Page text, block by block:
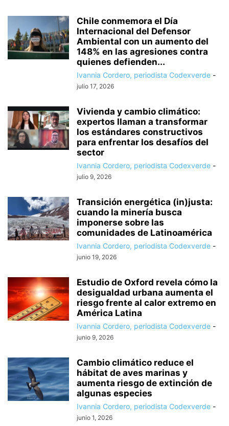
Chile conmemora el Día
Internacional del Defensor
Ambiental con un aumento del
148% en las agresiones contra
quienes defienden...
Ivannia Cordero, periodista Codexverde -
julio 17, 2026
Vivienda y cambio climático:
expertos llaman a transformar
los estándares constructivos
para enfrentar los desafíos del
sector
Ivannia Cordero, periodista Codexverde -
julio 9, 2026
Transición energética (in)justa:
cuando la minería busca
imponerse sobre las
comunidades de Latinoamérica
Ivannia Cordero, periodista Codexverde -
junio 19, 2026
Estudio de Oxford revela cómo la
desigualdad urbana aumenta el
riesgo frente al calor extremo en
América Latina
Ivannia Cordero, periodista Codexverde -
junio 9, 2026
Cambio climático reduce el
hábitat de aves marinas y
aumenta riesgo de extinción de
algunas especies
Ivannia Cordero, periodista Codexverde -
junio 1, 2026